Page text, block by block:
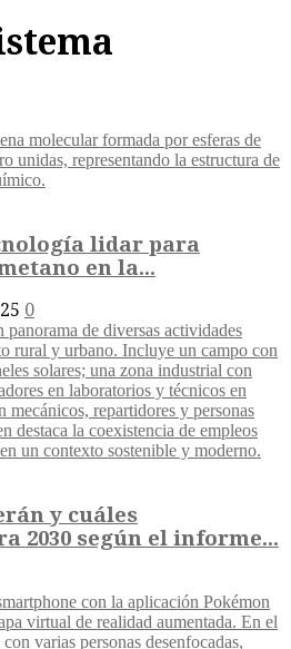
lidar para
en la...
0
y cuáles
2030 según el informe...